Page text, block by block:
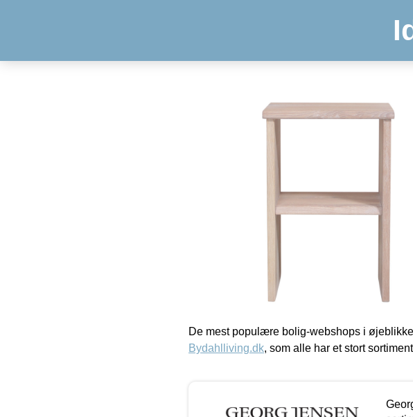
De mest populære bolig-webshops i
Bydahlliving.dk, som alle har et stort